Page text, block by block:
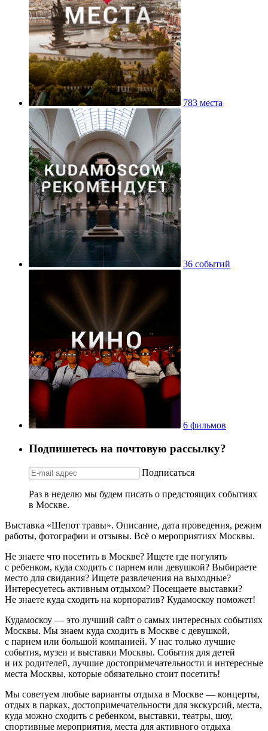
783 места
36 событий
6 фильмов
Подпишетесь на почтовую рассылку?
Подписаться
Раз в неделю мы будем писать о предстоящих событиях
в Москве.
Выставка «Шепот травы». Описание, дата проведения, режим
работы, фотографии и отзывы. Всё о мероприятиях Москвы.
Не знаете что посетить в Москве? Ищете где погулять
с ребенком, куда сходить с парнем или девушкой? Выбираете
место для свидания? Ищете развлечения на выходные?
Интересуетесь активным отдыхом? Посещаете выставки?
Не знаете куда сходить на корпоратив? Кудамоскоу поможет!
Кудамоскоу — это лучший сайт о самых интересных событиях
Москвы. Мы знаем куда сходить в Москве с девушкой,
с парнем или большой компанией. У нас только лучшие
события, музеи и выставки Москвы. События для детей
и их родителей, лучшие достопримечательности и интересные
места Москвы, которые обязательно стоит посетить!
Мы советуем любые варианты отдыха в Москве — концерты,
отдых в парках, достопримечательности для экскурсий, места,
куда можно сходить с ребенком, выставки, театры, шоу,
спортивные мероприятия, места для активного отдыха